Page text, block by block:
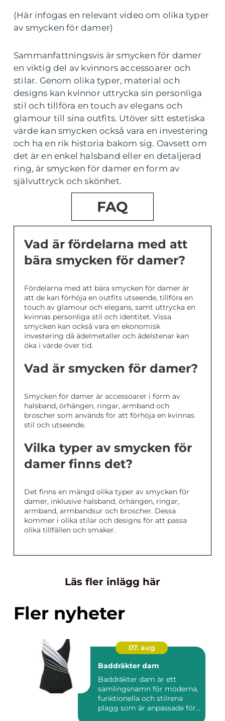
(Här infogas en relevant video om olika typer
av smycken för damer)
Sammanfattningsvis är smycken för damer
en viktig del av kvinnors accessoarer och
stilar. Genom olika typer, material och
designs kan kvinnor uttrycka sin personliga
stil och tillföra en touch av elegans och
glamour till sina outfits. Utöver sitt estetiska
värde kan smycken också vara en investering
och ha en rik historia bakom sig. Oavsett om
det är en enkel halsband eller en detaljerad
ring, är smycken för damer en form av
självuttryck och skönhet.
FAQ
Vad är fördelarna med att
bära smycken för damer?
Fördelarna med att bära smycken för damer är
att de kan förhöja en outfits utseende, tillföra en
touch av glamour och elegans, samt uttrycka en
kvinnas personliga stil och identitet. Vissa
smycken kan också vara en ekonomisk
investering då ädelmetaller och ädelstenar kan
öka i värde över tid.
Vad är smycken för damer?
Smycken för damer är accessoarer i form av
halsband, örhängen, ringar, armband och
broscher som används för att förhöja en kvinnas
stil och utseende.
Vilka typer av smycken för
damer finns det?
Det finns en mängd olika typer av smycken för
damer, inklusive halsband, örhängen, ringar,
armband, armbandsur och broscher. Dessa
kommer i olika stilar och designs för att passa
olika tillfällen och smaker.
Läs fler inlägg här
Fler nyheter
07. aug
Baddräkter dam
Baddräkter dam är ett
samlingsnamn för moderna,
funktionella och stilrena
plagg som är anpassade för...